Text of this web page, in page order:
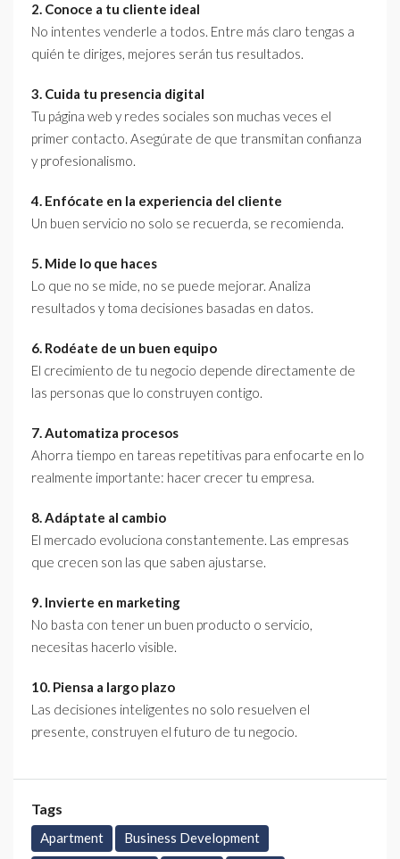
2. Conoce a tu cliente ideal
No intentes venderle a todos. Entre más claro tengas a
quién te diriges, mejores serán tus resultados.
3. Cuida tu presencia digital
Tu página web y redes sociales son muchas veces el
primer contacto. Asegúrate de que transmitan confianza
y profesionalismo.
4. Enfócate en la experiencia del cliente
Un buen servicio no solo se recuerda, se recomienda.
5. Mide lo que haces
Lo que no se mide, no se puede mejorar. Analiza
resultados y toma decisiones basadas en datos.
6. Rodéate de un buen equipo
El crecimiento de tu negocio depende directamente de
las personas que lo construyen contigo.
7. Automatiza procesos
Ahorra tiempo en tareas repetitivas para enfocarte en lo
realmente importante: hacer crecer tu empresa.
8. Adáptate al cambio
El mercado evoluciona constantemente. Las empresas
que crecen son las que saben ajustarse.
9. Invierte en marketing
No basta con tener un buen producto o servicio,
necesitas hacerlo visible.
10. Piensa a largo plazo
Las decisiones inteligentes no solo resuelven el
presente, construyen el futuro de tu negocio.
Tags
Apartment
Business Development